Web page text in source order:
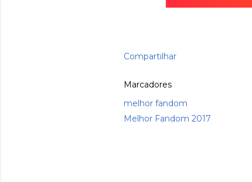
Compartilhar
Marcadores
melhor fandom
Melhor Fandom 2017